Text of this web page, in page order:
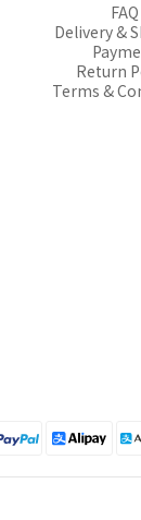
FAQ
Delivery &
Return
Terms &